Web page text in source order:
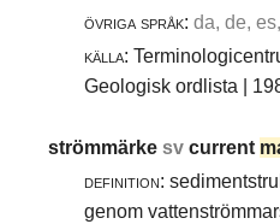
övriga språk: da, de,
källa:
Geologisk ordlista |
strömmärkesvcurrent
definition:
genom